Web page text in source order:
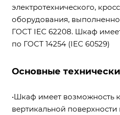
электротехнического,
оборудования,
ГОСТ IEC 62208. Шкаф
по ГОСТ 14254 (IEC 60529)
Основные
•Шкаф имеет возможность
вертикальной